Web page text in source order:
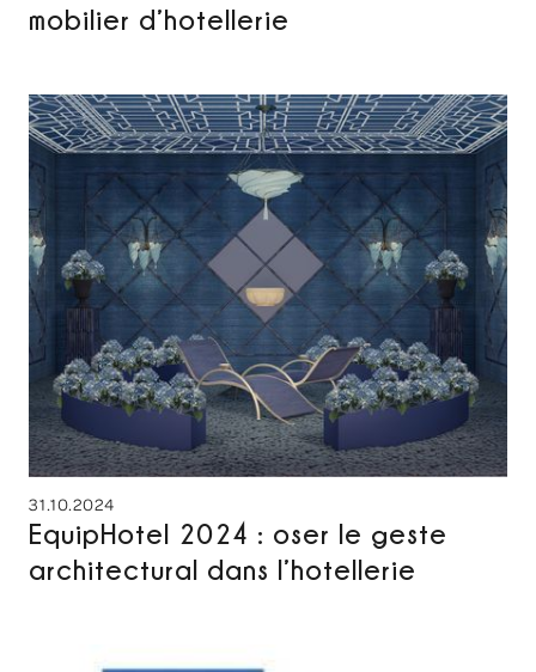
mobilier d’hotellerie
31.10.2024
EquipHotel 2024 : oser le geste
architectural dans l’hotellerie